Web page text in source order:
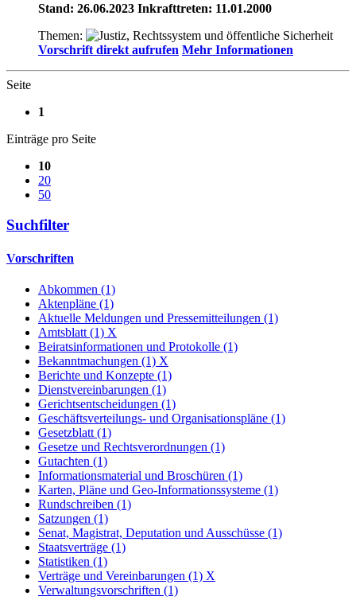
Stand: 26.06.2023 Inkrafttreten: 11.01.2000
Themen:
Vorschrift direkt aufrufen Mehr Informationen
Seite
1
Einträge pro Seite
10
20
50
Suchfilter
Vorschriften
Abkommen (1)
Aktenpläne (1)
Aktuelle Meldungen und Pressemitteilungen (1)
Amtsblatt (1) X
Beiratsinformationen und Protokolle (1)
Bekanntmachungen (1) X
Berichte und Konzepte (1)
Dienstvereinbarungen (1)
Gerichtsentscheidungen (1)
Geschäftsverteilungs- und Organisationspläne (1)
Gesetzblatt (1)
Gesetze und Rechtsverordnungen (1)
Gutachten (1)
Informationsmaterial und Broschüren (1)
Karten, Pläne und Geo-Informationssysteme (1)
Rundschreiben (1)
Satzungen (1)
Senat, Magistrat, Deputation und Ausschüsse (1)
Staatsverträge (1)
Statistiken (1)
Verträge und Vereinbarungen (1) X
Verwaltungsvorschriften (1)